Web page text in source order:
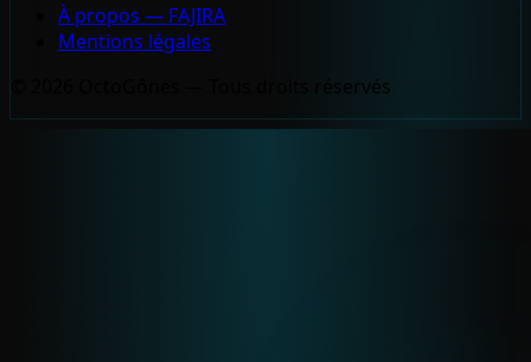
À propos — FAJIRA
Mentions légales
© 2026 OctoGônes — Tous droits réservés